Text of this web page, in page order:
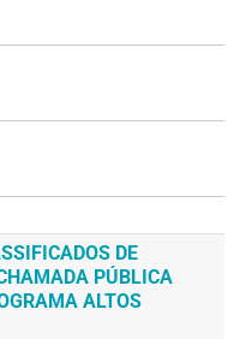
DE
PÚBLICA
ALTOS